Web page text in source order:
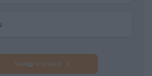
Następne pytanie